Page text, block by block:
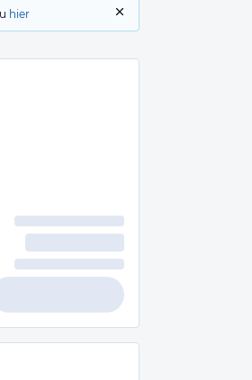
hier